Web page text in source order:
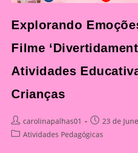
Explorando
Filme
Atividades
Crianças
Post
author:
carolinapalhas01
Post
published:
23 de
PostAtividades Pedagógicas